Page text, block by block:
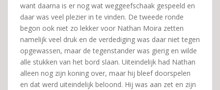
want daarna is er nog wat weggeefschaak gespeeld en
daar was veel plezier in te vinden. De tweede ronde
begon ook niet zo lekker voor Nathan Moira zetten
namelijk veel druk en de verdediging was daar niet tegen
opgewassen, maar de tegenstander was gierig en wilde
alle stukken van het bord slaan. Uiteindelijk had Nathan
alleen nog zijn koning over, maar hij bleef doorspelen
en dat werd uiteindelijk beloond. Hij was aan zet en zijn